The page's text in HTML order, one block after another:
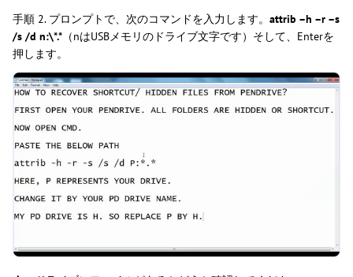
手順 2. プロンプトで、次のコマンドを入力します。 attrib –h –r –s
/s /d n:\*.* （nはUSBメモリのドライブ文字です）そして、Enterを
押します。